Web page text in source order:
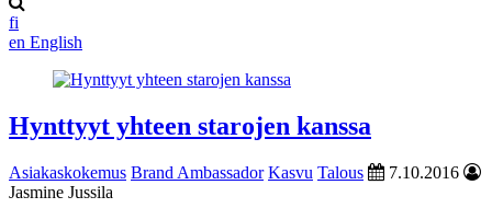
fi
en English
Hynttyyt yhteen starojen kanssa
Asiakaskokemus Brand Ambassador Kasvu Talous
7.10.2016
Jasmine Jussila